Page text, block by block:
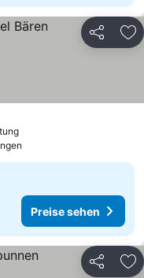
Teilen
Preise sehen
sehen
Preise sehen
Teilen